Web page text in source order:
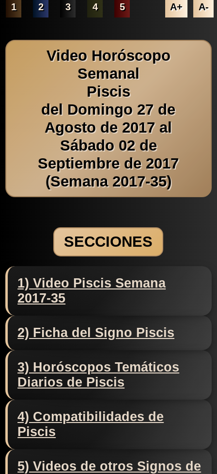
1 2 3 4 5 A+ A-
Video Horóscopo
Semanal
Piscis
del Domingo 27 de
Agosto de 2017 al
Sábado 02 de
Septiembre de 2017
(Semana 2017-35)
SECCIONES
1) Video Piscis Semana
2017-35
2) Ficha del Signo Piscis
3) Horóscopos Temáticos
Diarios de Piscis
4) Compatibilidades de
Piscis
5) Videos de otros Signos de